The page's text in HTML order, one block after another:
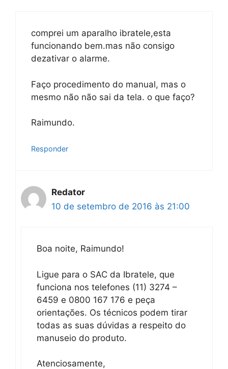
comprei um aparalho ibratele,esta
funcionando bem.mas não consigo
dezativar o alarme.
Faço procedimento do manual, mas o
mesmo não não sai da tela. o que faço?
Raimundo.
Responder
Redator
10 de setembro de 2016 às 21:00
Boa noite, Raimundo!
Ligue para o SAC da Ibratele, que
funciona nos telefones (11) 3274 –
6459 e 0800 167 176 e peça
orientações. Os técnicos podem tirar
todas as suas dúvidas a respeito do
manuseio do produto.
Atenciosamente,